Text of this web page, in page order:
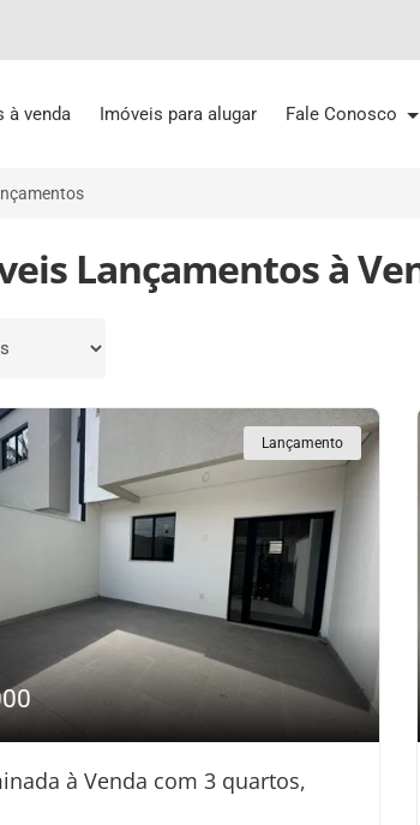
à venda Imóveis para alugar Fale Conosco
Lançamentos à
Lançamento
à Venda com 3 quartos,